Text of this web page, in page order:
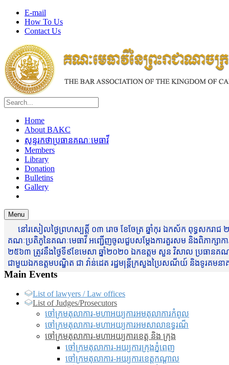
E-mail
How To Us
Contact Us
Home
About BAKC
សុន្ទរកថាប្រធានគណៈមេធាវី
Members
Library
Donation
Bulletins
Gallery
Menu
នៅរសៀលថ្ងៃព្រហស្បត្តិ៍ ០៣ រោច ខែចែត្រ ឆ្នាំកុរ ឯកស័ក ពុទ្ធសករាជ
គណៈប្រតិភូនៃគណៈមេធាវី អញ្ជើញចូលជួបសម្តែងការគួរសម និងពិភាក្សាកា
២៥៦៣ ត្រូវនឹងថ្ងៃទី៩ខែមេសា ឆ្នាំ២០២០ ឯកឧត្តម សួន វិសាល ប្រធានគណ
ជាមួយឯកឧត្តមបណ្ឌិត ជា វ៉ាន់ដេត រដ្ឋមន្រ្តីក្រសួងប្រៃសណីយ៍ និងទូរគ
Main Events
List of lawyers / Law offices
List of Judges/Prosecutors
ចៅក្រមតុលាការ-មហាអយ្យការអមតុលាការកំពូល
ចៅក្រមតុលាការ-មហាអយ្យការអមសាលាឧទ្ធរណ៏
ចៅក្រមតុលាការ-មហាអយ្យការខេត្ត និង ក្រុង
ចៅក្រមតុលាការ-អយ្យការក្រុងភ្នំពេញ
ចៅក្រមតុលាការ-អយ្យការខេត្តកណ្តាល